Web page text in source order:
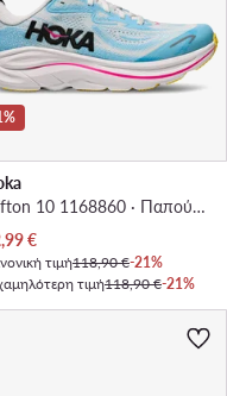
Clifton 10 1168860 · Παπούτσια για Τρέξιμο
τιμή
€
τιμή118,90 €-21%
τιμή118,90 €-21%